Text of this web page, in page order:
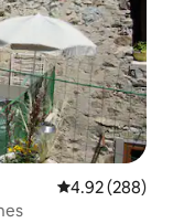
Calificación
4.92 (288)